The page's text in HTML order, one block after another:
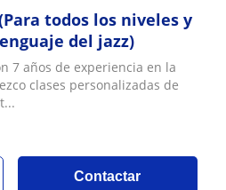
todos los niveles y
del jazz)
7 años de experiencia en la
clases personalizadas de
Contactar